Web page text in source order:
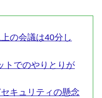
の会議は40分し
トでのやりとりが
キュリティの懸念